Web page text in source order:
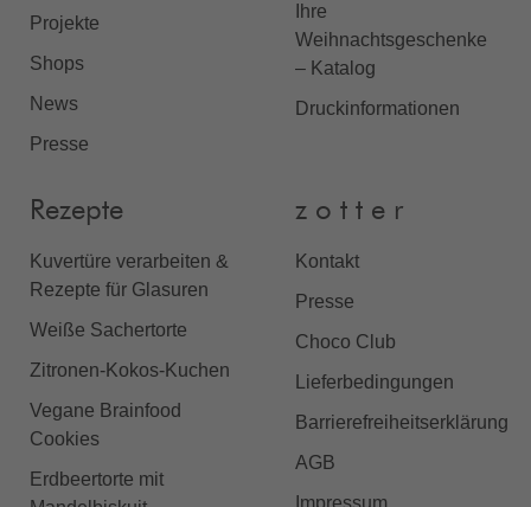
Projekte
Shops
News
Presse
Ihre
Weihnachtsgeschenke
– Katalog
Druckinformationen
Rezepte
Kuvertüre verarbeiten &
Rezepte für Glasuren
Weiße Sachertorte
Zitronen-Kokos-Kuchen
Vegane Brainfood
Cookies
Erdbeertorte mit
z o t t e r
Kontakt
Presse
Choco Club
Lieferbedingungen
Barrierefreiheitserklärung
AGB
Impressum